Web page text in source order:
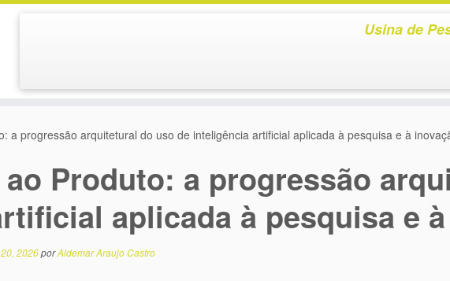
Usina de
a progressão arquitetural do uso de inteligência artificial aplicada à pesquisa e à
Produto: a progressão
aplicada à pesquisa e
2026porAldemar Araujo Castro